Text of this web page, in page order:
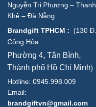
Nguyễn Tri Phương – Thanh
Khê – Đà Nẵng
Brandgift TPHCM : (130 Đ.
Cộng Hòa
Phường 4, Tân Bình,
Thành phố Hồ Chí Minh)
Hotline: 0945.998.009
Email:
brandgiftvn@gmail.com